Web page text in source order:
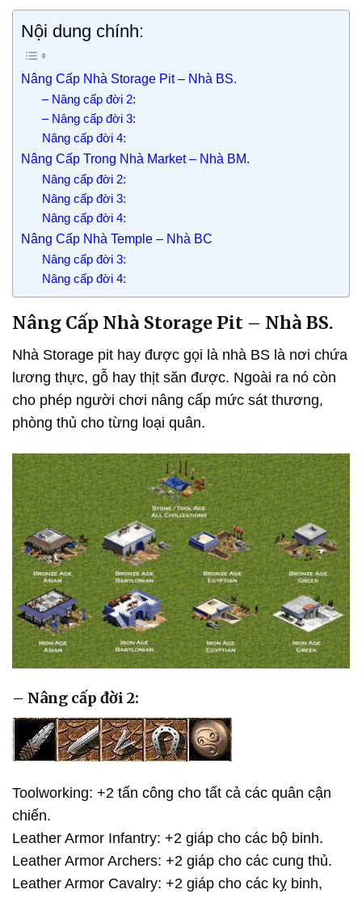
Nội dung chính:
Nâng Cấp Nhà Storage Pit – Nhà BS.
– Nâng cấp đời 2:
– Nâng cấp đời 3:
Nâng cấp đời 4:
Nâng Cấp Trong Nhà Market – Nhà BM.
Nâng cấp đời 2:
Nâng cấp đời 3:
Nâng cấp đời 4:
Nâng Cấp Nhà Temple – Nhà BC
Nâng cấp đời 3:
Nâng cấp đời 4:
Nâng Cấp Nhà Storage Pit – Nhà BS.
Nhà Storage pit hay được gọi là nhà BS là nơi chứa
lương thực, gỗ hay thịt săn được. Ngoài ra nó còn
cho phép người chơi nâng cấp mức sát thương,
phòng thủ cho từng loại quân.
– Nâng cấp đời 2:
Toolworking: +2 tấn công cho tất cả các quân cận
chiến.
Leather Armor Infantry: +2 giáp cho các bộ binh.
Leather Armor Archers: +2 giáp cho các cung thủ.
Leather Armor Cavalry: +2 giáp cho các kỵ binh,